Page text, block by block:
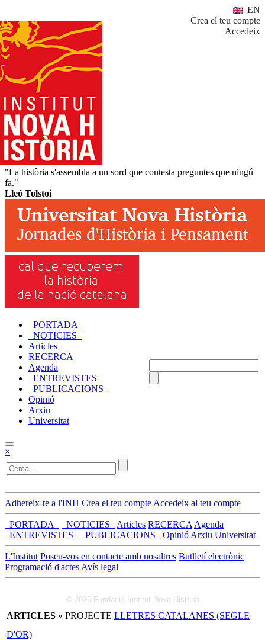
EN
Crea el teu compte
Accedeix
"La història s'assembla a un sord que contesta preguntes que ningú
fa."
Lleó Tolstoi
_PORTADA_
_NOTICIES_
Articles
RECERCA
Agenda
_ENTREVISTES_
_PUBLICACIONS_
Opinió
Arxiu
Universitat
×
Adhereix-te a l'INH Crea el teu compte Accedeix al teu compte
_PORTADA_ _NOTICIES_ Articles RECERCA Agenda
_ENTREVISTES_
_PUBLICACIONS_ Opinió Arxiu Universitat
L'Institut Poseu-vos en contacte amb nosaltres Butlletí electrònic
Programació d'actes Avís legal
© 2026 Fundació Institut Nova Història
ARTICLES » PROJECTE LLETRES CATALANES (SEGLE
D'OR)